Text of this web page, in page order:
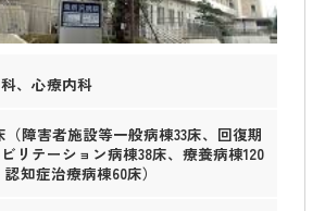
、心療内科
（障害者施設等一般病棟33床、回復期
ビリテーション病棟38床、療養病棟120
知症治療病棟60床）